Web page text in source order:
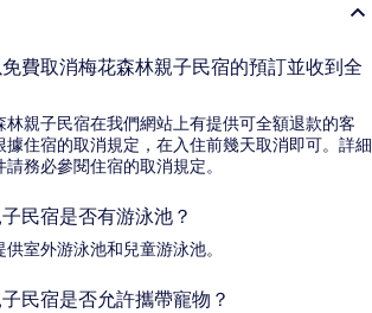
費取消梅花森林親子民宿的預訂並收到全
林親子民宿在我們網站上有提供可全額退款的客
據住宿的取消規定，在入住前幾天取消即可。詳細
務必參閱住宿的取消規定。
民宿是否有游泳池？
室外游泳池和兒童游泳池。
民宿是否允許攜帶寵物？